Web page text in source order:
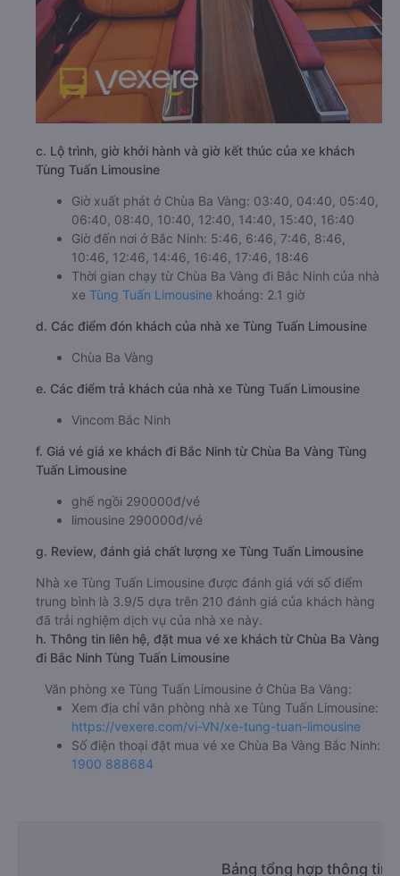
c. Lộ trình, giờ khởi hành và giờ kết thúc của xe khách
Tùng Tuấn Limousine
Giờ xuất phát ở Chùa Ba Vàng: 03:40, 04:40, 05:40,
06:40, 08:40, 10:40, 12:40, 14:40, 15:40, 16:40
Giờ đến nơi ở Bắc Ninh: 5:46, 6:46, 7:46, 8:46,
10:46, 12:46, 14:46, 16:46, 17:46, 18:46
Thời gian chạy từ Chùa Ba Vàng đi Bắc Ninh của nhà
xe Tùng Tuấn Limousine khoảng: 2.1 giờ
d. Các điểm đón khách của nhà xe Tùng Tuấn Limousine
Chùa Ba Vàng
e. Các điểm trả khách của nhà xe Tùng Tuấn Limousine
Vincom Bắc Ninh
f. Giá vé giá xe khách đi Bắc Ninh từ Chùa Ba Vàng Tùng
Tuấn Limousine
ghế ngồi 290000đ/vé
limousine 290000đ/vé
g. Review, đánh giá chất lượng xe Tùng Tuấn Limousine
Nhà xe Tùng Tuấn Limousine được đánh giá với số điểm
trung bình là 3.9/5 dựa trên 210 đánh giá của khách hàng
đã trải nghiệm dịch vụ của nhà xe này.
h. Thông tin liên hệ, đặt mua vé xe khách từ Chùa Ba Vàng
đi Bắc Ninh Tùng Tuấn Limousine
Văn phòng xe Tùng Tuấn Limousine ở Chùa Ba Vàng:
Xem địa chỉ văn phòng nhà xe Tùng Tuấn Limousine:
https://vexere.com/vi-VN/xe-tung-tuan-limousine
Số điện thoại đặt mua vé xe Chùa Ba Vàng Bắc Ninh:
1900 888684
Bảng tổng hợp thông tin